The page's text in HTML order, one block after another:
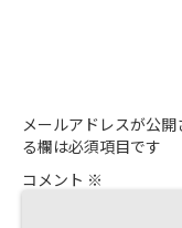
メールアドレスが公開
る欄は必須項目です
コメント ※